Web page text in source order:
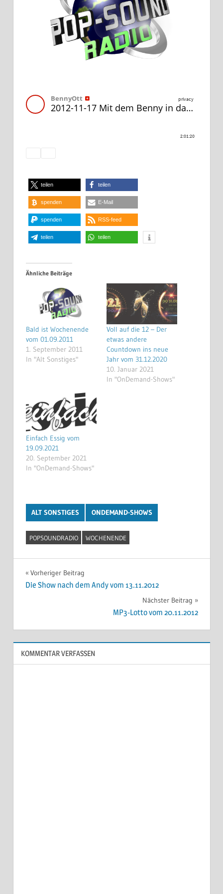
teilen teilen
spenden E-Mail
spenden RSS-feed
teilen teilen
Ähnliche Beiträge
Bald ist Wochenende
vom 01.09.2011
1. September 2011
In "Alt Sonstiges"
Voll auf die 12 – Der
etwas andere
Countdown ins neue
Jahr vom 31.12.2020
10. Januar 2021
In "OnDemand-Shows"
Einfach Essig vom
19.09.2021
20. September 2021
In "OnDemand-Shows"
ALT SONSTIGES ONDEMAND-SHOWS
POPSOUNDRADIO WOCHENENDE
Beitragsnavigation
Vorheriger Beitrag
Die Show nach dem Andy vom 13.11.2012
Nächster Beitrag
MP3-Lotto vom 20.11.2012
KOMMENTAR VERFASSEN